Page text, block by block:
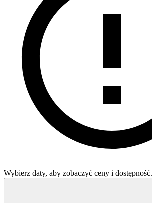
Wybierz daty, aby zobaczyć ceny i dostępność.